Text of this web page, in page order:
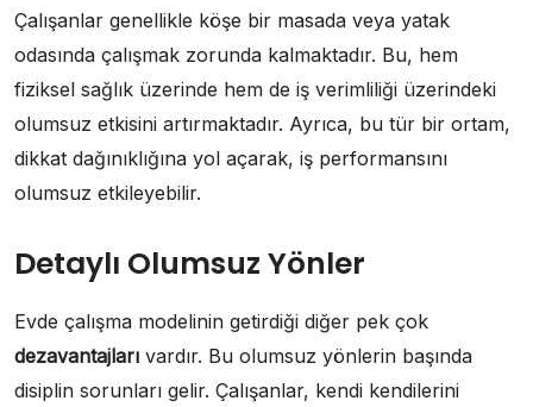
Çalışanlar genellikle köşe bir masada veya yatak
odasında çalışmak zorunda kalmaktadır. Bu, hem
fiziksel sağlık üzerinde hem de iş verimliliği üzerindeki
olumsuz etkisini artırmaktadır. Ayrıca, bu tür bir ortam,
dikkat dağınıklığına yol açarak, iş performansını
olumsuz etkileyebilir.
Detaylı Olumsuz Yönler
Evde çalışma modelinin getirdiği diğer pek çok
dezavantajları vardır. Bu olumsuz yönlerin başında
disiplin sorunları gelir. Çalışanlar, kendi kendilerini